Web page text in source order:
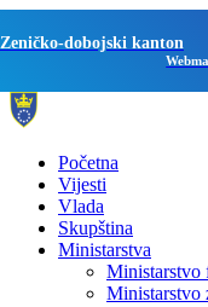
Zeničko-dobojski kanton
Početna
Vijesti
Vlada
Skupština
Ministarstva
Ministarstvo
Ministarstvo